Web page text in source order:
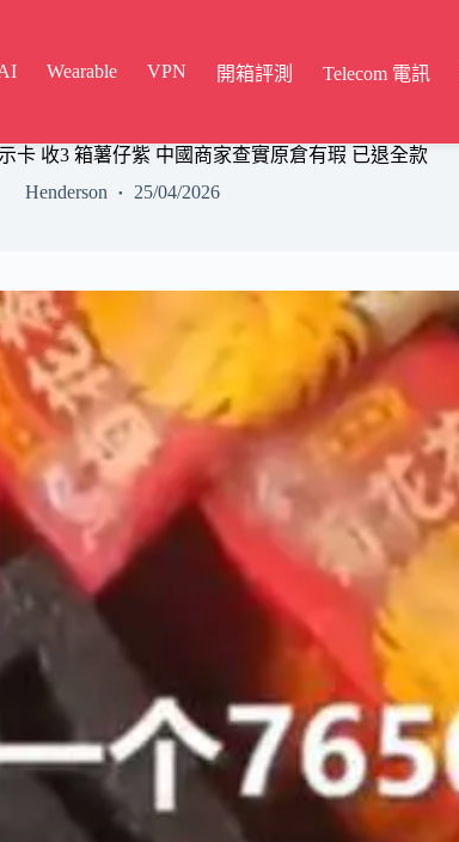
Wearable VPN 開箱評測 Telecom 電訊
卡 收3 箱薯仔紫 中國商家查實原倉有瑕 已退全款
Henderson
25/04/2026